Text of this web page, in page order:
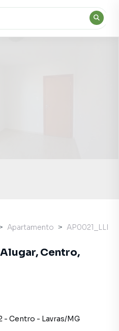
Apartamento AP0021_LLI
Centro,
- Centro - Lavras/MG